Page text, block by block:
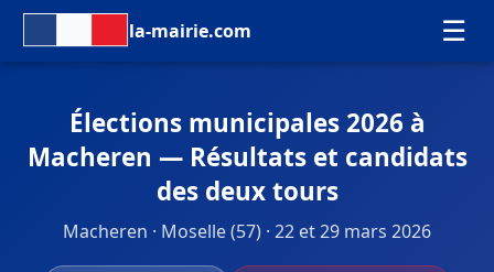
la-mairie.com ☰
Élections municipales 2026 à
Macheren — Résultats et candidats
des deux tours
Macheren · Moselle (57) · 22 et 29 mars 2026